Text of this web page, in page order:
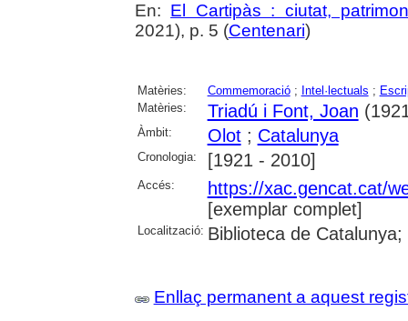
En: El Cartipàs : ciutat,
2021), p. 5 (Centenari)
Matèries: Commemoració; Intel·lectuals ;
Matèries:
Triadú i Font, Joan
Àmbit: Olot; Catalunya
Cronologia: [1921 - 2010]
Accés:
https://xac.gencat.cat/
[exemplar complet]
Localització: Biblioteca de
Enllaç permanent a aquest